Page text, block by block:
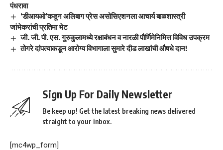
पंधरावा
‘डीआयओ’कडून अलिबाग प्रेस असोसिएशनला आचार्य बाळशास्त्री
जांभेकरांची प्रतिमा भेट
जी. जी. पी. एस. गुरुकुलामध्ये रक्षाबंधन व नारळी पौर्णिमेनिमित्त विविध उपक्रम
तोगरे दांपत्याकडून आरोग्य विभागाला सुमारे दीड लाखांची औषधे दान!
Sign Up For Daily Newsletter
Be keep up! Get the latest breaking news delivered
straight to your inbox.
[mc4wp_form]